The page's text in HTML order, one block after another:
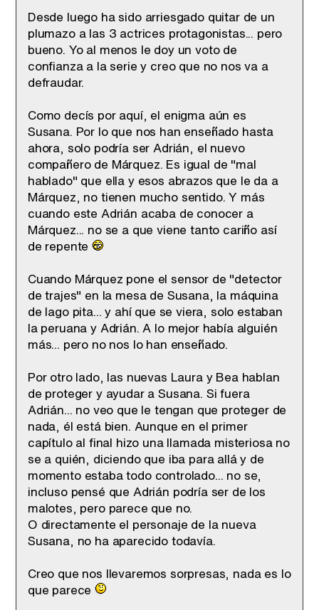
Desde luego ha sido arriesgado quitar de un
plumazo a las 3 actrices protagonistas... pero
bueno. Yo al menos le doy un voto de
confianza a la serie y creo que no nos va a
defraudar.
Como decís por aquí, el enigma aún es
Susana. Por lo que nos han enseñado hasta
ahora, solo podría ser Adrián, el nuevo
compañero de Márquez. Es igual de "mal
hablado" que ella y esos abrazos que le da a
Márquez, no tienen mucho sentido. Y más
cuando este Adrián acaba de conocer a
Márquez... no se a que viene tanto cariño así
de repente
Cuando Márquez pone el sensor de "detector
de trajes" en la mesa de Susana, la máquina
de Iago pita... y ahí que se viera, solo estaban
la peruana y Adrián. A lo mejor había alguién
más... pero no nos lo han enseñado.
Por otro lado, las nuevas Laura y Bea hablan
de proteger y ayudar a Susana. Si fuera
Adrián... no veo que le tengan que proteger de
nada, él está bien. Aunque en el primer
capítulo al final hizo una llamada misteriosa no
se a quién, diciendo que iba para allá y de
momento estaba todo controlado... no se,
incluso pensé que Adrián podría ser de los
malotes, pero parece que no.
O directamente el personaje de la nueva
Susana, no ha aparecido todavía.
Creo que nos llevaremos sorpresas, nada es lo
que parece